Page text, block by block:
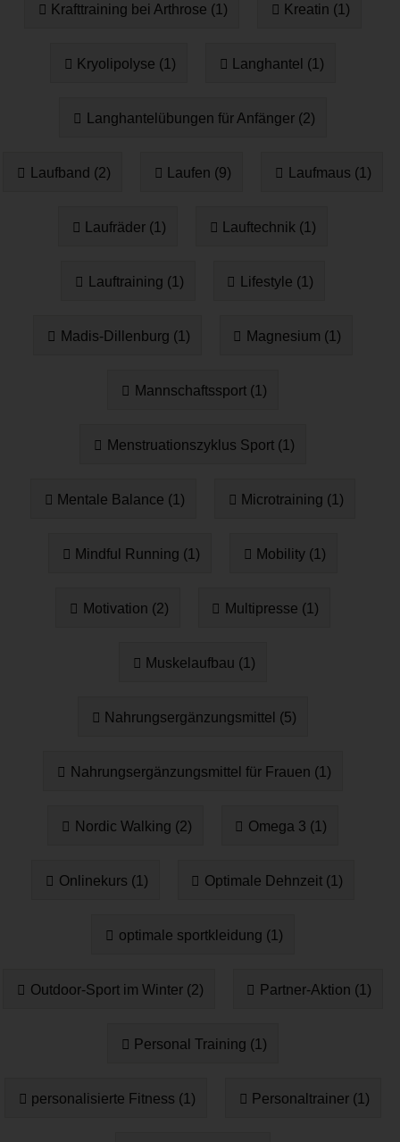
Krafttraining bei Arthrose (1) Kreatin (1)
Kryolipolyse (1) Langhantel (1)
Langhantelübungen für Anfänger (2)
Laufband (2) Laufen (9) Laufmaus (1)
Laufräder (1) Lauftechnik (1)
Lauftraining (1) Lifestyle (1)
Madis-Dillenburg (1) Magnesium (1)
Mannschaftssport (1)
Menstruationszyklus Sport (1)
Mentale Balance (1) Microtraining (1)
Mindful Running (1) Mobility (1)
Motivation (2) Multipresse (1)
Muskelaufbau (1)
Nahrungsergänzungsmittel (5)
Nahrungsergänzungsmittel für Frauen (1)
Nordic Walking (2) Omega 3 (1)
Onlinekurs (1) Optimale Dehnzeit (1)
optimale sportkleidung (1)
Outdoor-Sport im Winter (2) Partner-Aktion (1)
Personal Training (1)
personalisierte Fitness (1) Personaltrainer (1)